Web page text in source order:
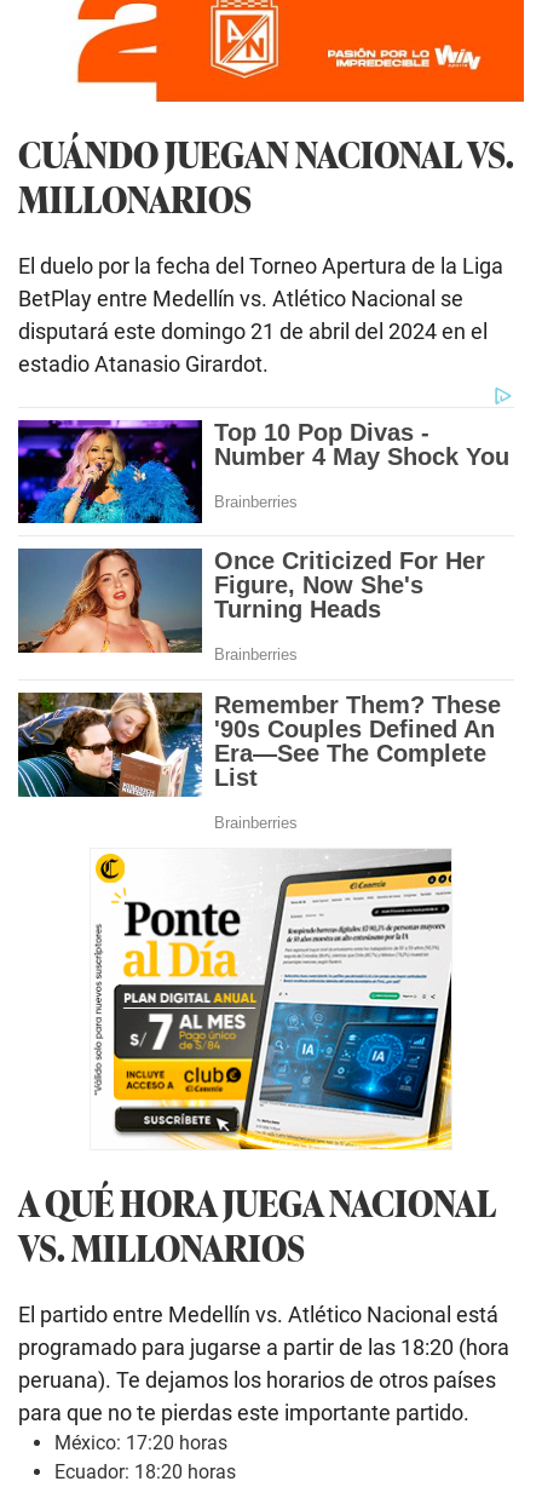
CUÁNDO JUEGAN NACIONAL VS.
MILLONARIOS
El duelo por la fecha del Torneo Apertura de la Liga
BetPlay entre Medellín vs. Atlético Nacional se
disputará este domingo 21 de abril del 2024 en el
estadio Atanasio Girardot.
A QUÉ HORA JUEGA NACIONAL
VS. MILLONARIOS
El partido entre Medellín vs. Atlético Nacional está
programado para jugarse a partir de las 18:20 (hora
peruana). Te dejamos los horarios de otros países
para que no te pierdas este importante partido.
México: 17:20 horas
Ecuador: 18:20 horas